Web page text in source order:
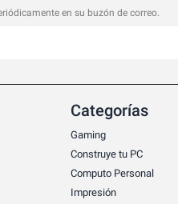
en su buzón de correo.
Categorías
Gaming
Construye tu PC
Computo Personal
Impresión